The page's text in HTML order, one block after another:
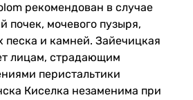
рекомендован в случае
почек, мочевого пузыря,
песка и камней. Зайечицкая
лицам, страдающим
перистальтики
Киселка незаменима при